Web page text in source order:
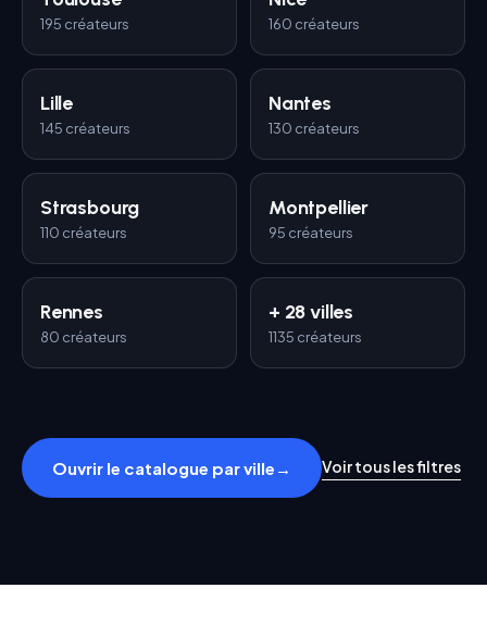
195 créateurs 160 créateurs
Lille
145 créateurs
Nantes
130 créateurs
Strasbourg
110 créateurs
Montpellier
95 créateurs
Rennes
80 créateurs
+ 28 villes
1135 créateurs
Ouvrir le catalogue par ville → Voir tous les filtres